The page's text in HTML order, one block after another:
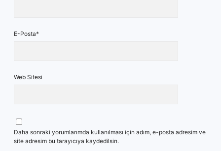
E-Posta*
Web Sitesi
Daha sonraki yorumlarımda kullanılması için adım, e-posta adresim ve
site adresim bu tarayıcıya kaydedilsin.